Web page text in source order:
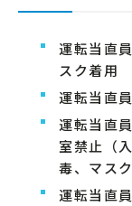
運転当直
スク着用
運転当直
運転当直
室禁止（
毒、マスク
運転当直